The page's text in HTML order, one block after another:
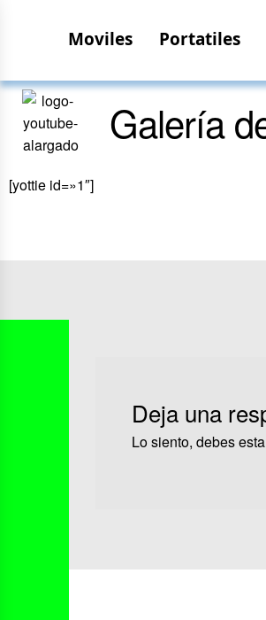
Moviles Portatiles
Galería
[yottie id=»1″]
Deja una
Lo siento, debes